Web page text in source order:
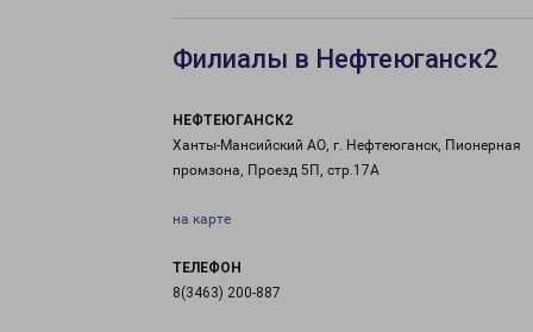
Филиалы в Нефтеюганск2
НЕФТЕЮГАНСК2
Ханты-Мансийский АО, г. Нефтеюганск, Пионерная
промзона, Проезд 5П, стр.17А
на карте
ТЕЛЕФОН
8(3463) 200-887